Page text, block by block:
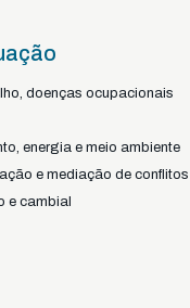
doenças ocupacionais
energia e meio ambiente
e mediação de conflitos
e cambial